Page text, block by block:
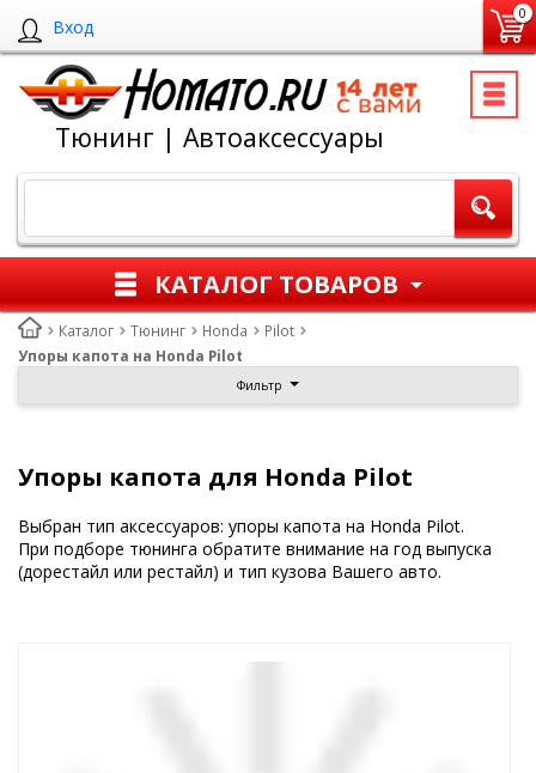
Вход
0
Тюнинг | Автоаксессуары
КАТАЛОГ ТОВАРОВ
Каталог Тюнинг Honda
Pilot
Упоры капота на Honda Pilot
Фильтр
Упоры капота для Honda Pilot
Выбран тип аксессуаров: упоры капота на Honda Pilot.
При подборе тюнинга обратите внимание на год выпуска
(дорестайл или рестайл) и тип кузова Вашего авто.